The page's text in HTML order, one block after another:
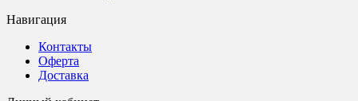
Навигация
Контакты
Оферта
Доставка